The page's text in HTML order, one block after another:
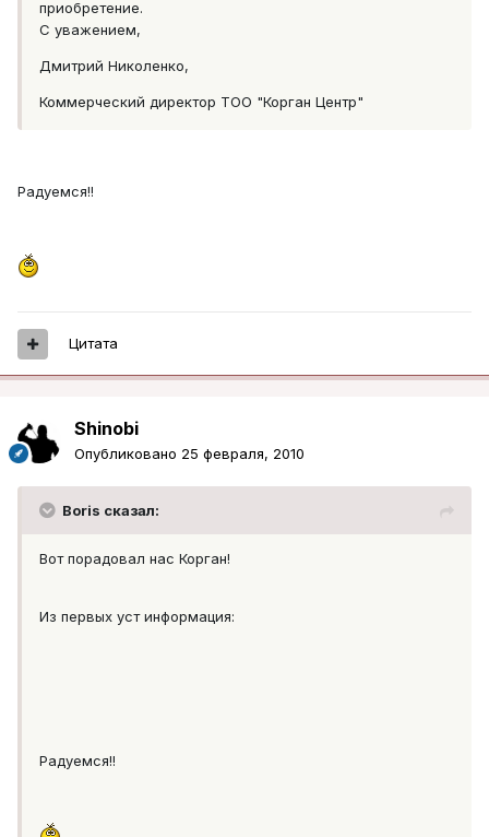
приобретение.
С уважением,
Дмитрий Николенко,
Коммерческий директор ТОО "Корган Центр"
Радуемся!!
Цитата
Shinobi
Опубликовано 25 февраля, 2010
Boris сказал:
Вот порадовал нас Корган!
Из первых уст информация:
Радуемся!!